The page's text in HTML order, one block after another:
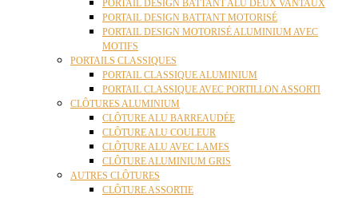
PORTAIL DESIGN BATTANT ALU DEUX VANTAUX
PORTAIL DESIGN BATTANT MOTORISÉ
PORTAIL DESIGN MOTORISÉ ALUMINIUM AVEC
MOTIFS
PORTAILS CLASSIQUES
PORTAIL CLASSIQUE ALUMINIUM
PORTAIL CLASSIQUE AVEC PORTILLON ASSORTI
CLÔTURES ALUMINIUM
CLÔTURE ALU BARREAUDÉE
CLÔTURE ALU COULEUR
CLÔTURE ALU AVEC LAMES
CLÔTURE ALUMINIUM GRIS
AUTRES CLÔTURES
CLÔTURE ASSORTIE